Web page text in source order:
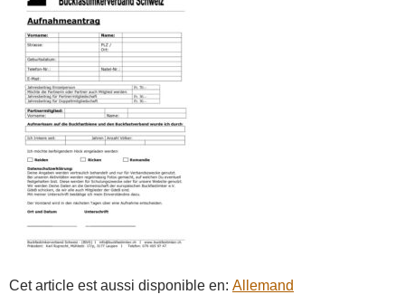
Cet article est aussi disponible en: Allemand